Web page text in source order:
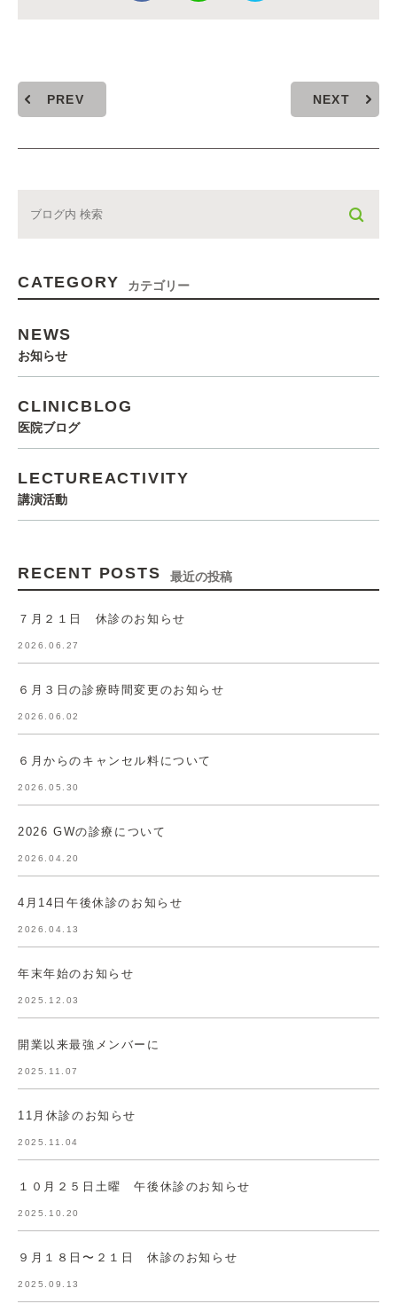
PREV NEXT
CATEGORY カテゴリー
NEWS
お知らせ
CLINICBLOG
医院ブログ
LECTUREACTIVITY
講演活動
RECENT POSTS 最近の投稿
７月２１日 休診のお知らせ
2026.06.27
６月３日の診療時間変更のお知らせ
2026.06.02
６月からのキャンセル料について
2026.05.30
2026 GWの診療について
2026.04.20
4月14日午後休診のお知らせ
2026.04.13
年末年始のお知らせ
2025.12.03
開業以来最強メンバーに
2025.11.07
11月休診のお知らせ
2025.11.04
１０月２５日土曜 午後休診のお知らせ
2025.10.20
９月１８日〜２１日 休診のお知らせ
2025.09.13